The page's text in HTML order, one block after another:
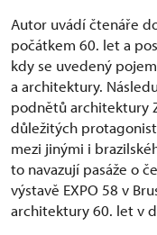
Autor uvádí čtenáře
počátkem 60. let a
kdy se uvedený
a architektury.
podnětů architektury
důležitých
mezi jinými i
to navazují pasáže o
výstavě EXPO 58 v
architektury 60. let v